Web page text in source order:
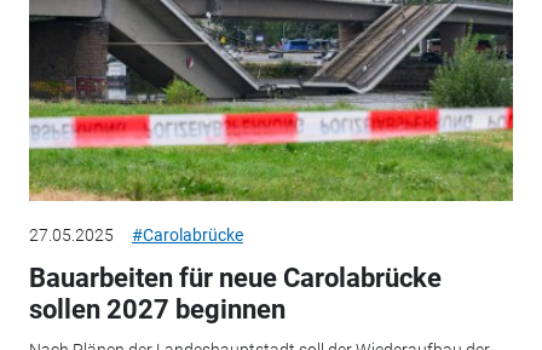
27.05.2025 #Carolabrücke
Bauarbeiten für neue Carolabrücke
sollen 2027 beginnen